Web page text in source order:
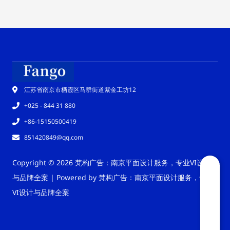
江苏省南京市栖霞区马群街道紫金工坊12
+025 - 844 31 880
+86-15150500419
851420849@qq.com
Copyright © 2026 梵构广告：南京平面设计服务，专业VI设计
与品牌全案 | Powered by 梵构广告：南京平面设计服务，专业
VI设计与品牌全案